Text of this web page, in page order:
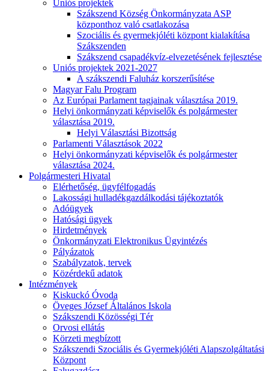
Uniós projektek
Szákszend Község Önkormányzata ASP
központhoz való csatlakozása
Szociális és gyermekjóléti központ kialakítása
Szákszenden
Szákszend csapadékvíz-elvezetésének fejlesztése
Uniós projektek 2021-2027
A szákszendi Faluház korszerűsítése
Magyar Falu Program
Az Európai Parlament tagjainak választása 2019.
Helyi önkormányzati képviselők és polgármester
választása 2019.
Helyi Választási Bizottság
Parlamenti Választások 2022
Helyi önkormányzati képviselők és polgármester
választása 2024.
Polgármesteri Hivatal
Elérhetőség, ügyfélfogadás
Lakossági hulladékgazdálkodási tájékoztatók
Adóügyek
Hatósági ügyek
Hirdetmények
Önkormányzati Elektronikus Ügyintézés
Pályázatok
Szabályzatok, tervek
Közérdekű adatok
Intézmények
Kiskuckó Óvoda
Öveges József Általános Iskola
Szákszendi Közösségi Tér
Orvosi ellátás
Körzeti megbízott
Szákszendi Szociális és Gyermekjóléti Alapszolgáltatási
Központ